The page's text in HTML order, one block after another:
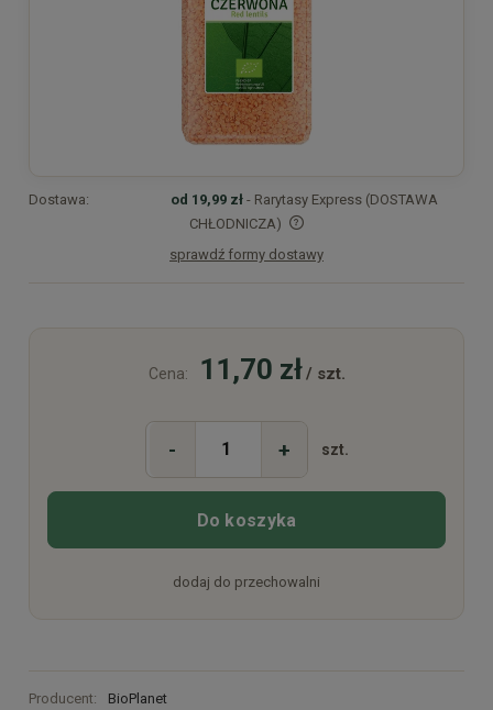
Dostawa: od 19,99 zł - Rarytasy Express (DOSTAWA
CHŁODNICZA)
Cena nie zawiera ewentualnych kosztów płatności
sprawdź formy dostawy
Cena: 11,70 zł/ szt.
- + szt.
Do koszyka
dodaj do przechowalni
Producent: BioPlanet